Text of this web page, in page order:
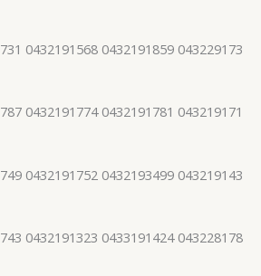
0432191568 0432191859 043229173
0432191774 0432191781 043219171
0432191752 0432193499 043219143
0432191323 0433191424 043228178